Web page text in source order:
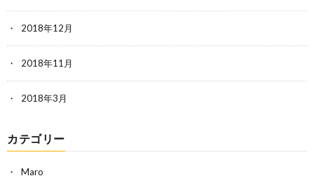
2018年12月
2018年11月
2018年3月
カテゴリー
Maro